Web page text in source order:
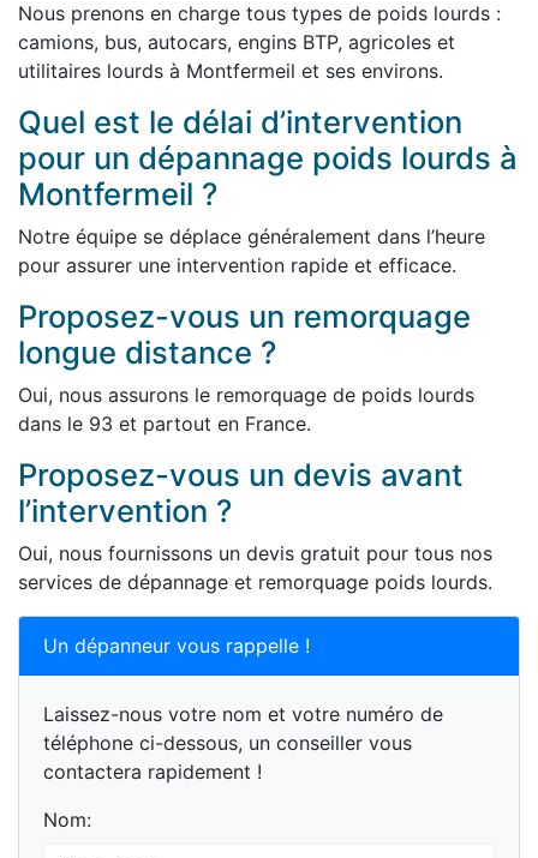
Nous prenons en charge tous types de poids lourds :
camions, bus, autocars, engins BTP, agricoles et
utilitaires lourds à Montfermeil et ses environs.
Quel est le délai d’intervention
pour un dépannage poids lourds à
Montfermeil ?
Notre équipe se déplace généralement dans l’heure
pour assurer une intervention rapide et efficace.
Proposez-vous un remorquage
longue distance ?
Oui, nous assurons le remorquage de poids lourds
dans le 93 et partout en France.
Proposez-vous un devis avant
l’intervention ?
Oui, nous fournissons un devis gratuit pour tous nos
services de dépannage et remorquage poids lourds.
Un dépanneur vous rappelle !
Laissez-nous votre nom et votre numéro de
téléphone ci-dessous, un conseiller vous
contactera rapidement !
Nom: